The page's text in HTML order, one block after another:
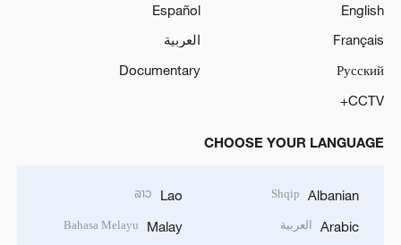
English
Español
Français
العربية
Русский
Documentary
CCTV+
CHOOSE YOUR LANGUAGE
Albanian
Shqip
Arabic العربية
Lao
ລາວ
Malay
Bahasa Melayu